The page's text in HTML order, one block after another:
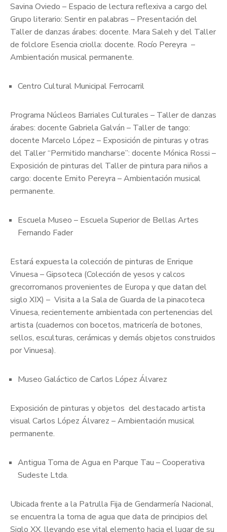
Savina Oviedo – Espacio de lectura reflexiva a cargo del
Grupo literario: Sentir en palabras – Presentación del
Taller de danzas árabes: docente. Mara Saleh y del Taller
de folclore Esencia criolla: docente. Rocío Pereyra –
Ambientación musical permanente.
Centro Cultural Municipal Ferrocarril
Programa Núcleos Barriales Culturales – Taller de danzas
árabes: docente Gabriela Galván – Taller de tango:
docente Marcelo López – Exposición de pinturas y otras
del Taller “Permitido mancharse”: docente Mónica Rossi –
Exposición de pinturas del Taller de pintura para niños a
cargo: docente Emito Pereyra – Ambientación musical
permanente.
Escuela Museo – Escuela Superior de Bellas Artes
Fernando Fader
Estará expuesta la colección de pinturas de Enrique
Vinuesa – Gipsoteca (Colección de yesos y calcos
grecorromanos provenientes de Europa y que datan del
siglo XIX) – Visita a la Sala de Guarda de la pinacoteca
Vinuesa, recientemente ambientada con pertenencias del
artista (cuadernos con bocetos, matricería de botones,
sellos, esculturas, cerámicas y demás objetos construidos
por Vinuesa).
Museo Galáctico de Carlos López Álvarez
Exposición de pinturas y objetos del destacado artista
visual Carlos López Álvarez – Ambientación musical
permanente.
Antigua Toma de Agua en Parque Tau – Cooperativa
Sudeste Ltda.
Ubicada frente a la Patrulla Fija de Gendarmería Nacional,
se encuentra la toma de agua que data de principios del
Siglo XX, llevando ese vital elemento hacia el lugar de su